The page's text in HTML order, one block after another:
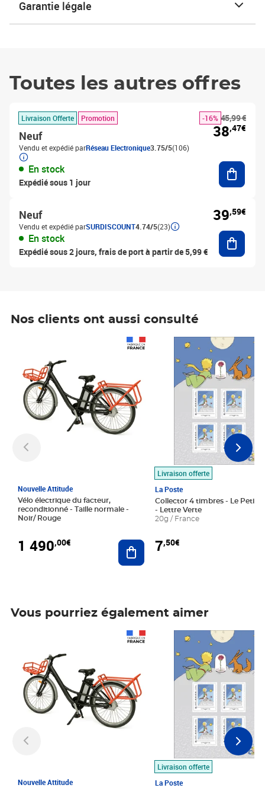
Garantie légale
Toutes les autres offres
Livraison Offerte Promotion
Neuf
Vendu et expédié parRéseau Electronique3.75/5(106)
En stock
Expédié sous 1 jour
45,99 €
-16%
38,47€
Neuf
Vendu et expédié parSURDISCOUNT4.74/5(23)
En stock
Expédié sous 2 jours, frais de port à partir de 5,99 €
39,59€
Nos clients ont aussi consulté
Nouvelle Attitude
Vélo électrique du facteur,
reconditionné - Taille normale -
Noir/ Rouge
1 490,00€ Ajouter au panier
Livraison offerte
La Poste
Collector 4 timbres - Le Petit
- Lettre Verte
20g / France
7,50€
Prix 7,50€
Vous pourriez également aimer
Nouvelle Attitude
Livraison offerte
La Poste
Prix 7,50€